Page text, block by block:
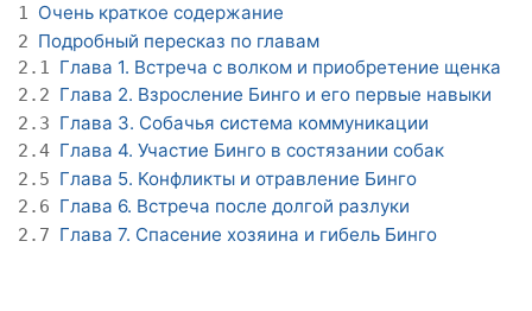
1 Очень краткое содержание
2 Подробный пересказ по главам
2.1 Глава 1. Встреча с волком и приобретение щенка
2.2 Глава 2. Взросление Бинго и его первые навыки
2.3 Глава 3. Собачья система коммуникации
2.4 Глава 4. Участие Бинго в состязании собак
2.5 Глава 5. Конфликты и отравление Бинго
2.6 Глава 6. Встреча после долгой разлуки
2.7 Глава 7. Спасение хозяина и гибель Бинго